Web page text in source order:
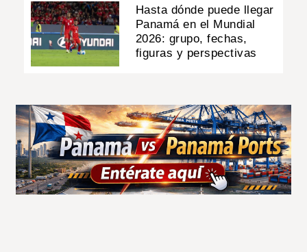
Hasta dónde puede llegar
Panamá en el Mundial
2026: grupo, fechas,
figuras y perspectivas